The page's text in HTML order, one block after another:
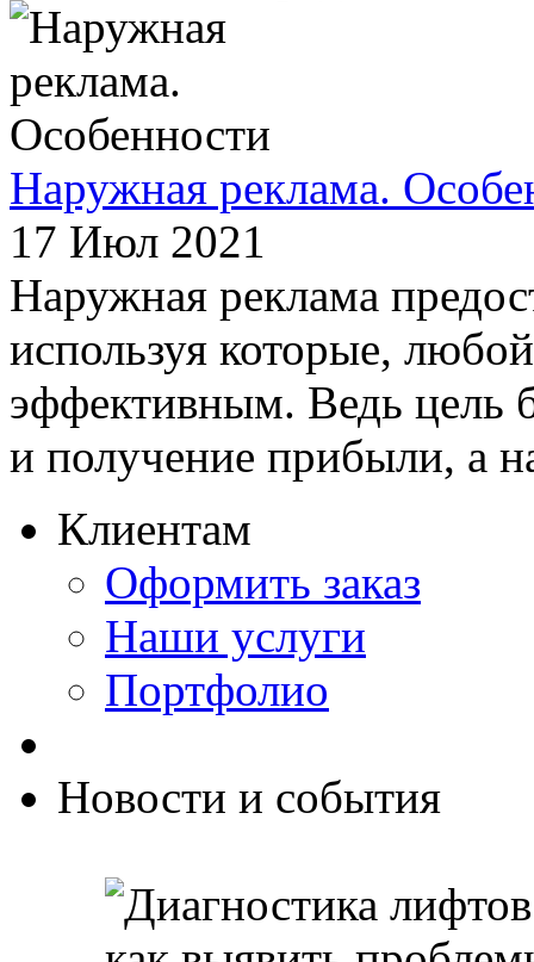
Наружная реклама.
17 Июл 2021
Наружная реклама
используя которые,
эффективным. Ведь цель
и получение прибыли, а
Клиентам
Оформить заказ
Наши услуги
Портфолио
Новости и события